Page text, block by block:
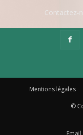
Contactez-
Mentions légales
©